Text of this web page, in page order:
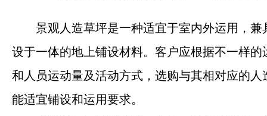
景观人造草坪是一种适宜于室内外运用，兼
设于一体的地上铺设材料。客户应根据不一样的
和人员运动量及活动方式，选购与其相对应的人
能适宜铺设和运用要求。